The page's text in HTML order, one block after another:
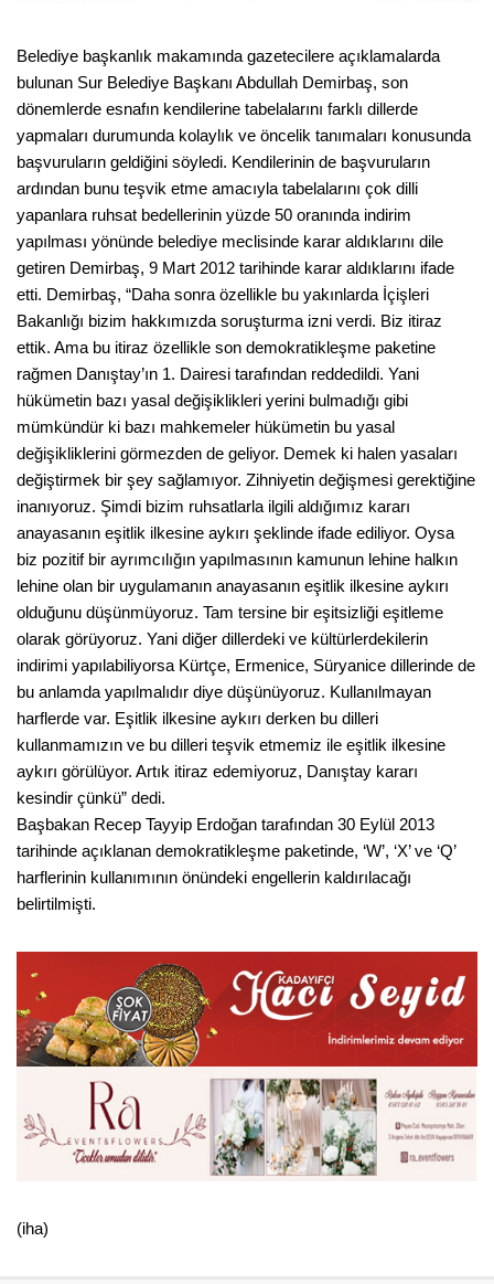
Belediye başkanlık makamında gazetecilere açıklamalarda
bulunan Sur Belediye Başkanı Abdullah Demirbaş, son
dönemlerde esnafın kendilerine tabelalarını farklı dillerde
yapmaları durumunda kolaylık ve öncelik tanımaları konusunda
başvuruların geldiğini söyledi. Kendilerinin de başvuruların
ardından bunu teşvik etme amacıyla tabelalarını çok dilli
yapanlara ruhsat bedellerinin yüzde 50 oranında indirim
yapılması yönünde belediye meclisinde karar aldıklarını dile
getiren Demirbaş, 9 Mart 2012 tarihinde karar aldıklarını ifade
etti. Demirbaş, “Daha sonra özellikle bu yakınlarda İçişleri
Bakanlığı bizim hakkımızda soruşturma izni verdi. Biz itiraz
ettik. Ama bu itiraz özellikle son demokratikleşme paketine
rağmen Danıştay’ın 1. Dairesi tarafından reddedildi. Yani
hükümetin bazı yasal değişiklikleri yerini bulmadığı gibi
mümkündür ki bazı mahkemeler hükümetin bu yasal
değişikliklerini görmezden de geliyor. Demek ki halen yasaları
değiştirmek bir şey sağlamıyor. Zihniyetin değişmesi gerektiğine
inanıyoruz. Şimdi bizim ruhsatlarla ilgili aldığımız kararı
anayasanın eşitlik ilkesine aykırı şeklinde ifade ediliyor. Oysa
biz pozitif bir ayrımcılığın yapılmasının kamunun lehine halkın
lehine olan bir uygulamanın anayasanın eşitlik ilkesine aykırı
olduğunu düşünmüyoruz. Tam tersine bir eşitsizliği eşitleme
olarak görüyoruz. Yani diğer dillerdeki ve kültürlerdekilerin
indirimi yapılabiliyorsa Kürtçe, Ermenice, Süryanice dillerinde de
bu anlamda yapılmalıdır diye düşünüyoruz. Kullanılmayan
harflerde var. Eşitlik ilkesine aykırı derken bu dilleri
kullanmamızın ve bu dilleri teşvik etmemiz ile eşitlik ilkesine
aykırı görülüyor. Artık itiraz edemiyoruz, Danıştay kararı
kesindir çünkü” dedi.
Başbakan Recep Tayyip Erdoğan tarafından 30 Eylül 2013
tarihinde açıklanan demokratikleşme paketinde, ‘W’, ‘X’ ve ‘Q’
harflerinin kullanımının önündeki engellerin kaldırılacağı
belirtilmişti.
(iha)